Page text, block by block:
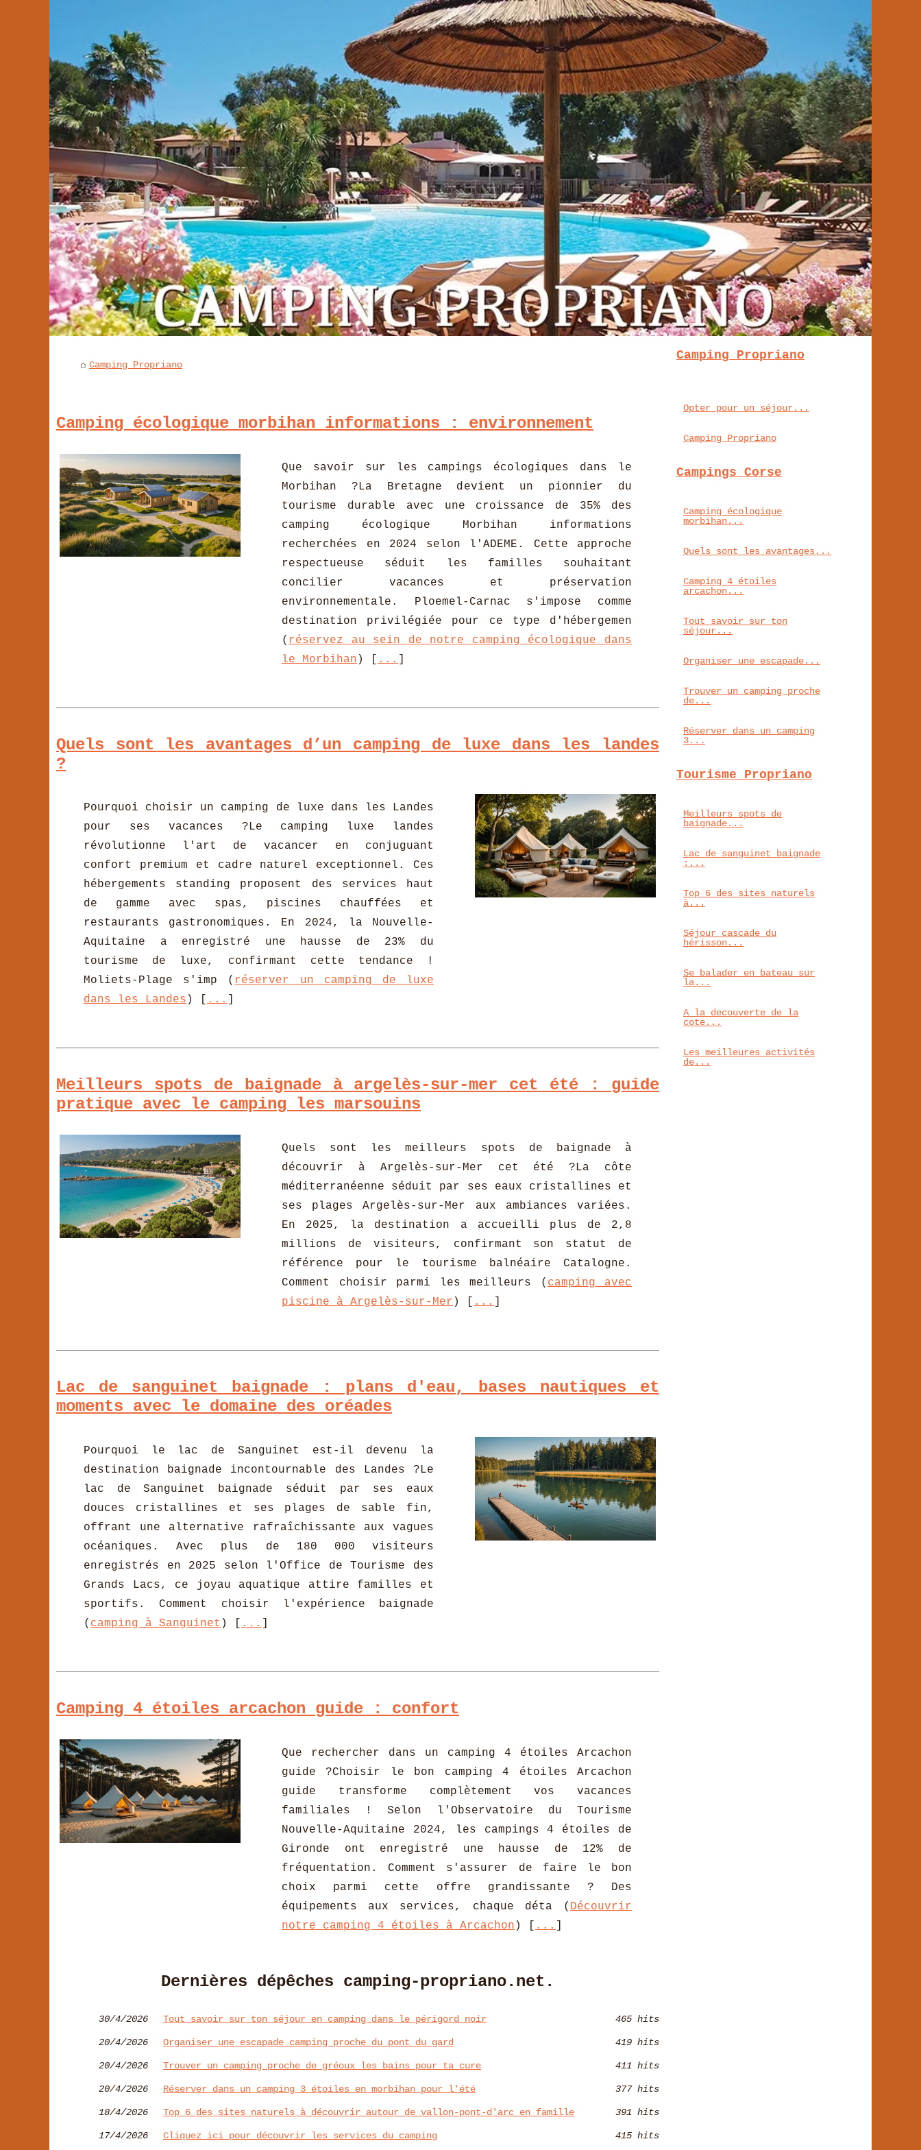
Camping Propriano
Camping écologique morbihan informations : environnement
Que savoir sur les campings écologiques dans le
Morbihan ?La Bretagne devient un pionnier du
tourisme durable avec une croissance de 35% des
camping écologique Morbihan informations
recherchées en 2024 selon l'ADEME. Cette approche
respectueuse séduit les familles souhaitant
concilier vacances et préservation
environnementale. Ploemel-Carnac s'impose comme
destination privilégiée pour ce type d'hébergemen
( réservez au sein de notre camping écologique dans
le Morbihan ) [ ...
Quels sont les avantages d’un camping de luxe dans les landes
?
Pourquoi choisir un camping de luxe dans les Landes
pour ses vacances ?Le camping luxe landes
révolutionne l'art de vacancer en conjuguant
confort premium et cadre naturel exceptionnel. Ces
hébergements standing proposent des services haut
de gamme avec spas, piscines chauffées et
restaurants gastronomiques. En 2024, la Nouvelle-
Aquitaine a enregistré une hausse de 23% du
tourisme de luxe, confirmant cette tendance !
Moliets-Plage s'imp ( réserver un camping de luxe
dans les Landes ) [ ...
Meilleurs spots de baignade à argelès-sur-mer cet été : guide
pratique avec le camping les marsouins
Quels sont les meilleurs spots de baignade à
découvrir à Argelès-sur-Mer cet été ?La côte
méditerranéenne séduit par ses eaux cristallines et
ses plages Argelès-sur-Mer aux ambiances variées.
En 2025, la destination a accueilli plus de 2,8
millions de visiteurs, confirmant son statut de
référence pour le tourisme balnéaire Catalogne.
Comment choisir parmi les meilleurs ( camping avec
piscine à Argelès-sur-Mer ) [ ...
Lac de sanguinet baignade : plans d'eau, bases nautiques et
moments avec le domaine des oréades
Pourquoi le lac de Sanguinet est-il devenu la
destination baignade incontournable des Landes ?Le
lac de Sanguinet baignade séduit par ses eaux
douces cristallines et ses plages de sable fin,
offrant une alternative rafraîchissante aux vagues
océaniques. Avec plus de 180 000 visiteurs
enregistrés en 2025 selon l'Office de Tourisme des
Grands Lacs, ce joyau aquatique attire familles et
sportifs. Comment choisir l'expérience baignade
( camping à Sanguinet ) [ ...
Camping 4 étoiles arcachon guide : confort
Que rechercher dans un camping 4 étoiles Arcachon
guide ?Choisir le bon camping 4 étoiles Arcachon
guide transforme complètement vos vacances
familiales ! Selon l'Observatoire du Tourisme
Nouvelle-Aquitaine 2024, les campings 4 étoiles de
Gironde ont enregistré une hausse de 12% de
fréquentation. Comment s'assurer de faire le bon
choix parmi cette offre grandissante ? Des
équipements aux services, chaque déta ( Découvrir
notre camping 4 étoiles à Arcachon ) [ ...
Dernières dépêches camping-propriano.net.
30/4/2026 Tout savoir sur ton séjour en camping dans le périgord noir 465 hits
20/4/2026 Organiser une escapade camping proche du pont du gard 419 hits
20/4/2026 Trouver un camping proche de gréoux les bains pour ta cure 411 hits
20/4/2026 Réserver dans un camping 3 étoiles en morbihan pour l'été 377 hits
18/4/2026 Top 6 des sites naturels à découvrir autour de vallon-pont-d'arc en famille 391 hits
17/4/2026 Cliquez ici pour découvrir les services du camping 415 hits
Camping Propriano
Opter pour un séjour...
Camping Propriano
Campings Corse
Camping écologique
morbihan...
Quels sont les avantages...
Camping 4 étoiles
arcachon...
Tout savoir sur ton
séjour...
Organiser une escapade...
Trouver un camping proche
de...
Réserver dans un camping
3...
Tourisme Propriano
Meilleurs spots de
baignade...
Lac de sanguinet baignade
:...
Top 6 des sites naturels
à...
Séjour cascade du
hérisson...
Se balader en bateau sur
la...
A la decouverte de la
cote...
Les meilleures activités
de...